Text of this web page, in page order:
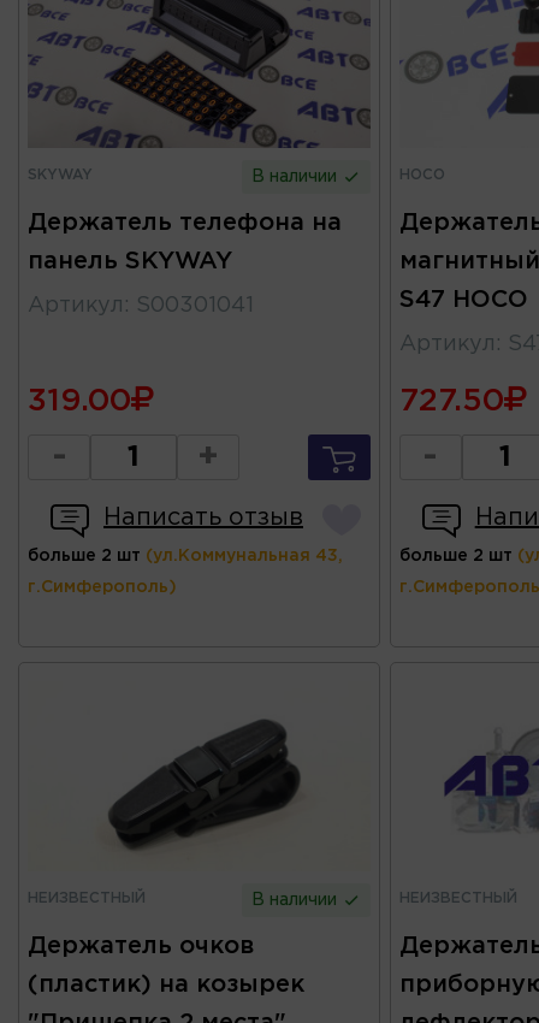
SKYWAY В наличии
Держатель телефона на
панель SKYWAY
Артикул : S00301041
319.00
- +
Написать отзыв
больше 2 шт (ул.Коммунальная 43,
г.Симферополь)
HOCO
S47 HOCO
Артикул :
727.50
-
больше 2 шт
НЕИЗВЕСТНЫЙ В наличии
Держатель очков
(пластик) на козырек
НЕИЗВЕСТНЫЙ